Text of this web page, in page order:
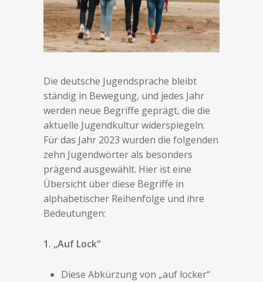
Die deutsche Jugendsprache bleibt
ständig in Bewegung, und jedes Jahr
werden neue Begriffe geprägt, die die
aktuelle Jugendkultur widerspiegeln.
Für das Jahr 2023 wurden die folgenden
zehn Jugendwörter als besonders
prägend ausgewählt. Hier ist eine
Übersicht über diese Begriffe in
alphabetischer Reihenfolge und ihre
Bedeutungen:
1. „Auf Lock“
Diese Abkürzung von „auf locker“